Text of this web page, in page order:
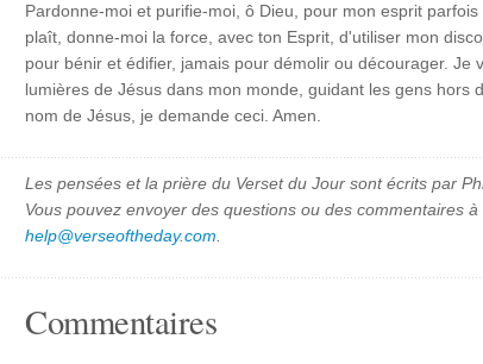
Pardonne-moi et purifie-moi, ô Dieu, pour mon esprit
plaît, donne-moi la force, avec ton Esprit, d'utiliser mon
pour bénir et édifier, jamais pour démolir ou décourager. Je
lumières de Jésus dans mon monde, guidant les gens hors
nom de Jésus, je demande ceci. Amen.
Les pensées et la prière du Verset du Jour sont écrits par
Vous pouvez envoyer des questions ou des commentaires à
help@verseoftheday.com
Commentaires